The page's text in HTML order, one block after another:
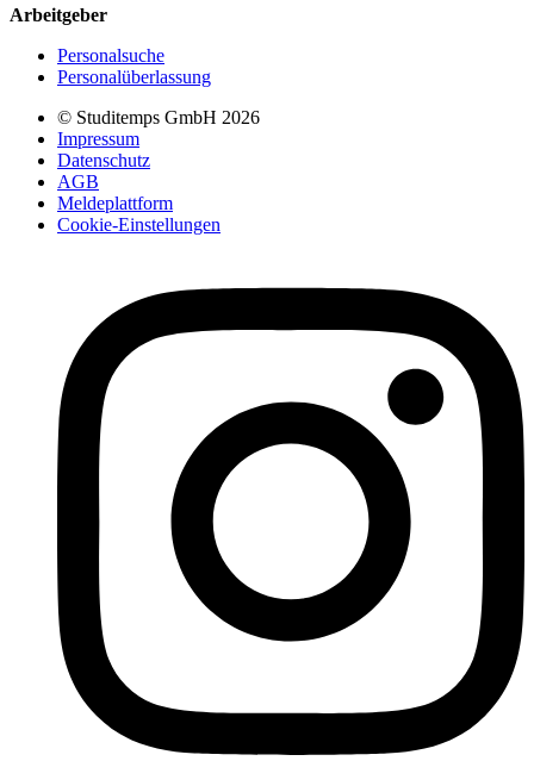
Arbeitgeber
Personalsuche
Personalüberlassung
© Studitemps GmbH 2026
Impressum
Datenschutz
AGB
Meldeplattform
Cookie-Einstellungen